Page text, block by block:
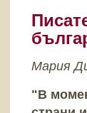
Мария
"В